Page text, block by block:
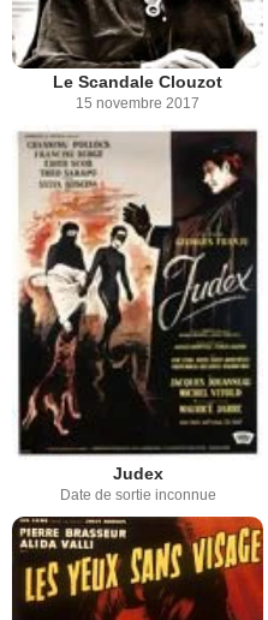
Le Scandale Clouzot
15 novembre 2017
Judex
Date de sortie inconnue